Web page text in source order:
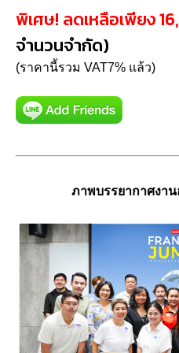
พิเศษ! ลดเหลือเพียง
จำนวนจำกัด)
(ราคานี้รวม VAT7% แล้ว)
ภาพบรรยากาศงา